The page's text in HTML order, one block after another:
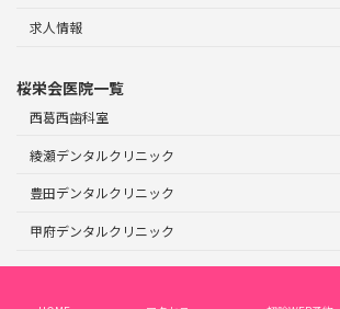
求人情報
桜栄会医院一覧
西葛西歯科室
綾瀬デンタルクリニック
豊田デンタルクリニック
甲府デンタルクリニック